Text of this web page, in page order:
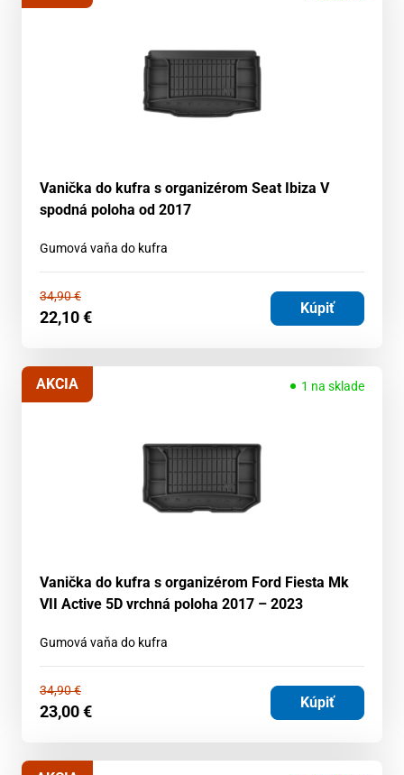
Vanička do kufra s organizérom Seat Ibiza V
spodná poloha od 2017
Gumová vaňa do kufra
34,90€
22,10€ Kúpiť
1 na sklade
AKCIA
Vanička do kufra s organizérom Ford Fiesta Mk
VII Active 5D vrchná poloha 2017 – 2023
Gumová vaňa do kufra
34,90€
23,00€ Kúpiť